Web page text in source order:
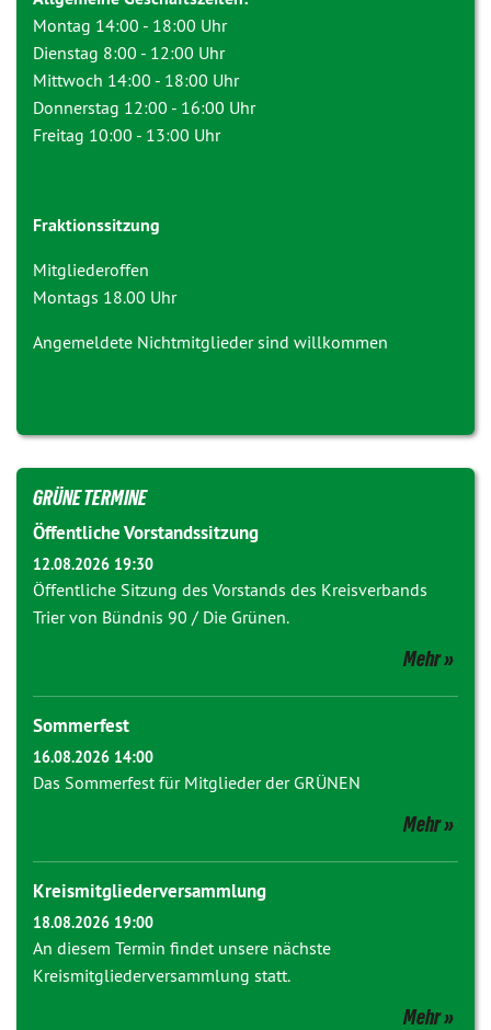
Montag 14:00 - 18:00 Uhr
Dienstag 8:00 - 12:00 Uhr
Mittwoch 14:00 - 18:00 Uhr
Donnerstag 12:00 - 16:00 Uhr
Freitag 10:00 - 13:00 Uhr
Fraktionssitzung
Mitgliederoffen
Montags 18.00 Uhr
Angemeldete Nichtmitglieder sind willkommen
GRÜNE TERMINE
Öffentliche Vorstandssitzung
12.08.2026 19:30
Öffentliche Sitzung des Vorstands des Kreisverbands
Trier von Bündnis 90 / Die Grünen.
Mehr
Sommerfest
16.08.2026 14:00
Das Sommerfest für Mitglieder der GRÜNEN
Mehr
Kreismitgliederversammlung
18.08.2026 19:00
An diesem Termin findet unsere nächste
Kreismitgliederversammlung statt.
Mehr